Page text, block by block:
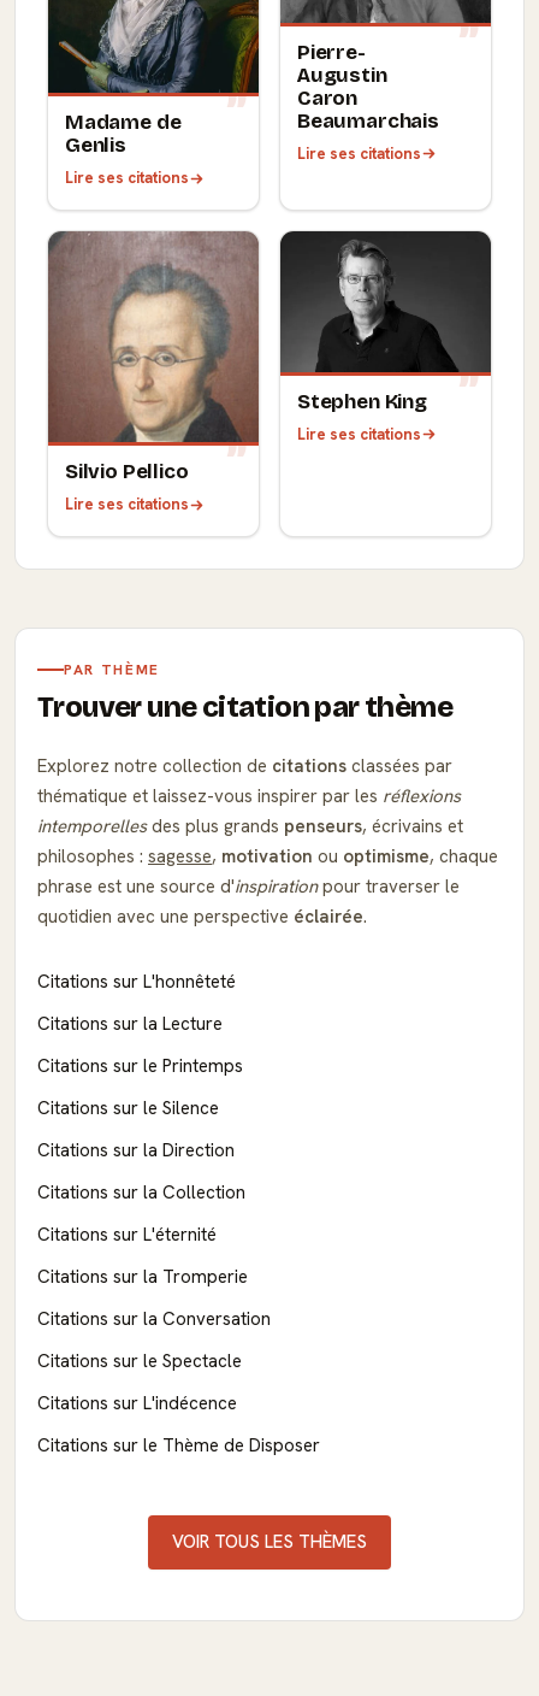
Madame de
Genlis
Lire ses citations
Pierre-
Augustin
Caron
Beaumarchais
Lire ses citations
Silvio Pellico
Lire ses citations
Stephen King
Lire ses citations
PAR THÈME
Trouver une citation par thème
Explorez notre collection de citations classées par
thématique et laissez-vous inspirer par les réflexions
intemporellesdes plus grands penseurs, écrivains et
philosophes : sagesse, motivation ou optimisme, chaque
phrase est une source d'inspirationpour traverser le
quotidien avec une perspective éclairée.
Citations sur L'honnêteté
Citations sur la Lecture
Citations sur le Printemps
Citations sur le Silence
Citations sur la Direction
Citations sur la Collection
Citations sur L'éternité
Citations sur la Tromperie
Citations sur la Conversation
Citations sur le Spectacle
Citations sur L'indécence
Citations sur le Thème de Disposer
VOIR TOUS LES THÈMES